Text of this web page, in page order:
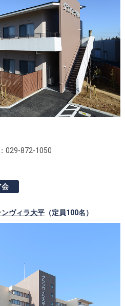
029-872-1050
ヴィラ大平（定員100名）